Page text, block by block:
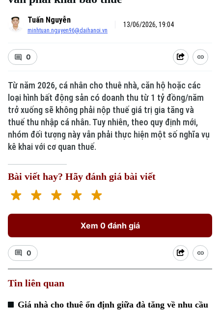
Xu hướng
Tuấn Nguyễn
minhtuan.nguyen96@daihanoi.vn
13/06/2026, 19:04
0
Từ năm 2026, cá nhân cho thuê nhà, căn hộ hoặc các
loại hình bất động sản có doanh thu từ 1 tỷ đồng/năm
trở xuống sẽ không phải nộp thuế giá trị gia tăng và
thuế thu nhập cá nhân. Tuy nhiên, theo quy định mới,
nhóm đối tượng này vẫn phải thực hiện một số nghĩa vụ
kê khai với cơ quan thuế.
Bài viết hay? Hãy đánh giá bài viết
Xem 0 đánh giá
0
Tin liên quan
Giá nhà cho thuê ổn định giữa đà tăng về nhu cầu